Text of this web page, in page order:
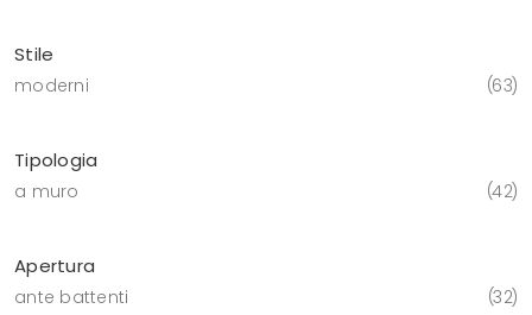
Stile
moderni 63
Tipologia
a muro 42
Apertura
ante battenti 32